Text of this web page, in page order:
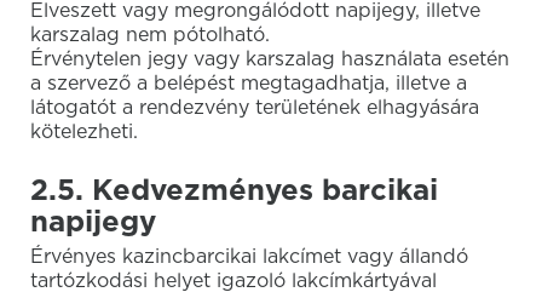
Elveszett vagy megrongálódott napijegy, illetve
karszalag nem pótolható.
Érvénytelen jegy vagy karszalag használata esetén
a szervező a belépést megtagadhatja, illetve a
látogatót a rendezvény területének elhagyására
kötelezheti.
2.5. Kedvezményes barcikai
napijegy
Érvényes kazincbarcikai lakcímet vagy állandó
tartózkodási helyet igazoló lakcímkártyával